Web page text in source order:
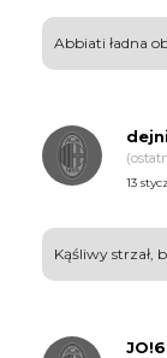
Abbiati ładna
13
Kąśliwy strzał,